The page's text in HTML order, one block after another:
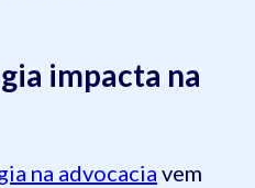
impacta na
na advocacia vem